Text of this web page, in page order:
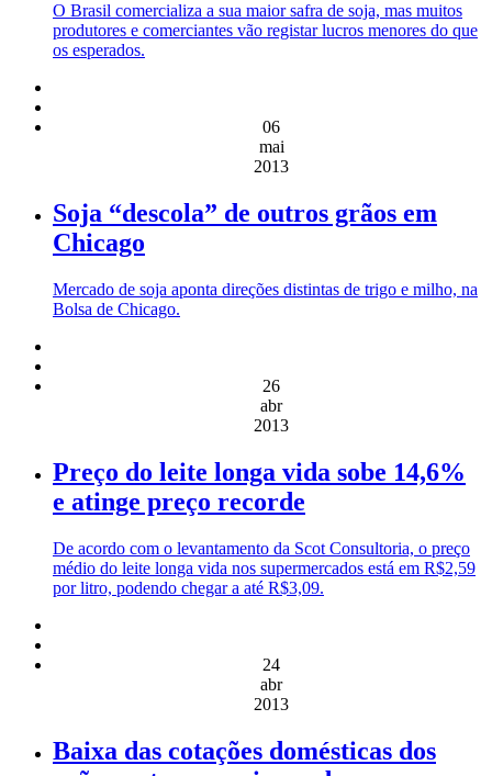
O Brasil comercializa a sua maior safra de soja, mas muitos
produtores e comerciantes vão registar lucros menores do que
os esperados.
06
mai
2013
Soja “descola” de outros grãos em
Chicago
Mercado de soja aponta direções distintas de trigo e milho, na
Bolsa de Chicago.
26
abr
2013
Preço do leite longa vida sobe 14,6%
e atinge preço recorde
De acordo com o levantamento da Scot Consultoria, o preço
médio do leite longa vida nos supermercados está em R$2,59
por litro, podendo chegar a até R$3,09.
24
abr
2013
Baixa das cotações domésticas dos